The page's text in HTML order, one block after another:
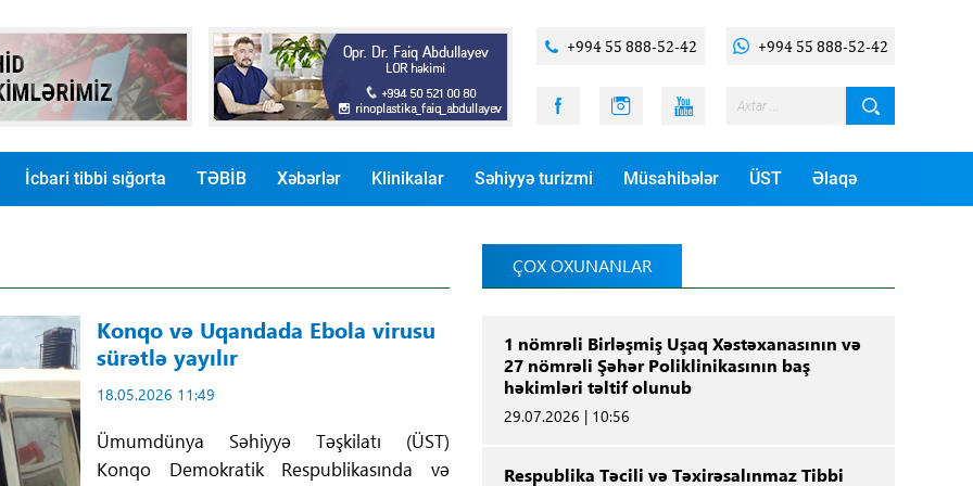
+994 55 888-52-42 +994 55 888-52-42
İcbari tibbi sığorta TƏBİB Xəbərlər Klinikalar Səhiyyə turizmi Müsahibələr ÜST Əlaqə
Konqo və Uqandada Ebola virusu
sürətlə yayılır
18.05.2026 11:49
Ümumdünya Səhiyyə Təşkilatı (ÜST)
Konqo Demokratik Respublikasında və
ÇOX OXUNANLAR
1 nömrəli Birləşmiş Uşaq Xəstəxanasının və
27 nömrəli Şəhər Poliklinikasının baş
həkimləri təltif olunub
29.07.2026 | 10:56
Respublika Təcili və Təxirəsalınmaz Tibbi